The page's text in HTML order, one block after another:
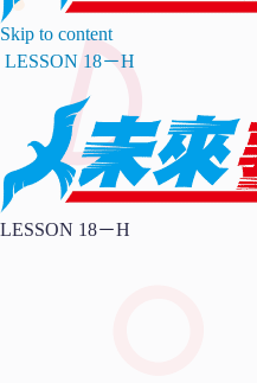
Skip to content
LESSON 18－H
LESSON 18－H